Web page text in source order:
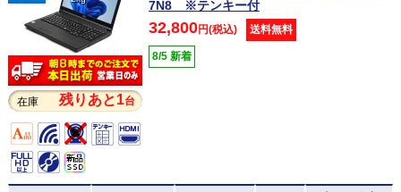
在庫 残りあと1台
7N8 ※テンキー付
32,800円(税込) 送料無料
8/5 新着